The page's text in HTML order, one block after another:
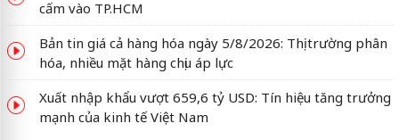
cấm vào TP.HCM
Bản tin giá cả hàng hóa ngày 5/8/2026: Thị trường phân
hóa, nhiều mặt hàng chịu áp lực
Xuất nhập khẩu vượt 659,6 tỷ USD: Tín hiệu tăng trưởng
mạnh của kinh tế Việt Nam